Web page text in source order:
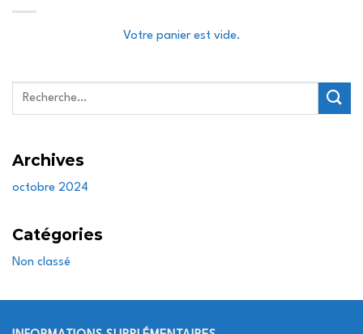
Votre panier est vide.
Recherche
Archives
octobre 2024
Catégories
Non classé